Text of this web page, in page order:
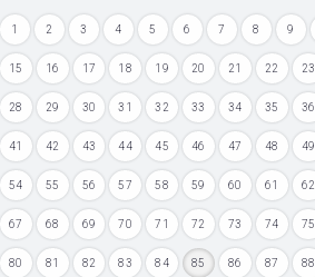
1 2 3 4 5 6 7 8 9
15 16 17 18 19 20 21 22 23
28 29 30 31 32 33 34 35 36
41 42 43 44 45 46 47 48 49
54 55 56 57 58 59 60 61 62
67 68 69 70 71 72 73 74 75
80 81 82 83 84 85 86 87 88